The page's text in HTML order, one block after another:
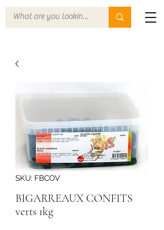
SKU: FBCOV
BIGARREAUX CONFITS
verts 1kg